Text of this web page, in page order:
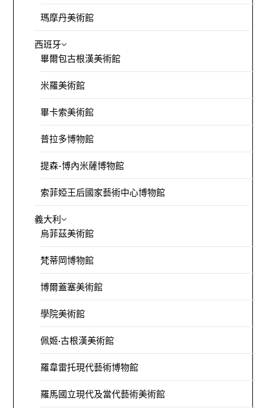
瑪摩丹美術館
西班牙
畢爾包古根漢美術館
米羅美術館
畢卡索美術館
普拉多博物館
提森-博內米薩博物館
索菲婭王后國家藝術中心博物館
義大利
烏菲茲美術館
梵蒂岡博物館
博爾蓋塞美術館
學院美術館
佩姬·古根漢美術館
羅韋雷托現代藝術博物館
羅馬國立現代及當代藝術美術館